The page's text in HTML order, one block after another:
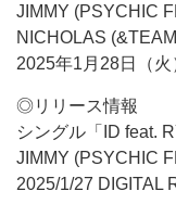
JIMMY (PSYCHIC
NICHOLAS
2025年1月28日（
◎リリース情報
シングル「ID feat.
JIMMY (PSYCHIC
2025/1/27 DIGITAL